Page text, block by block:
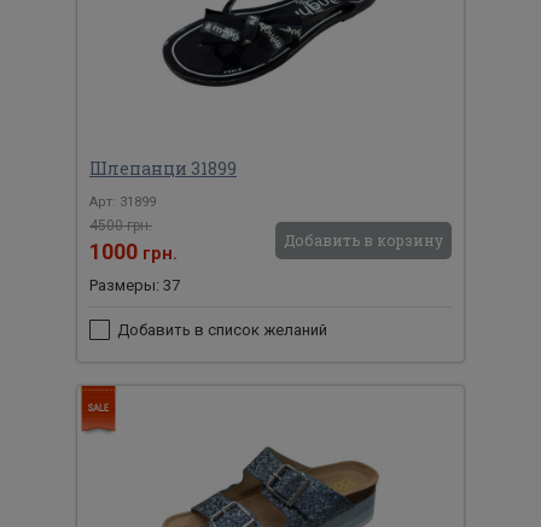
Шлепанци 31899
Арт: 31899
4500 грн.
1000 грн.
Добавить в корзину
Размеры: 37
Добавить в список желаний